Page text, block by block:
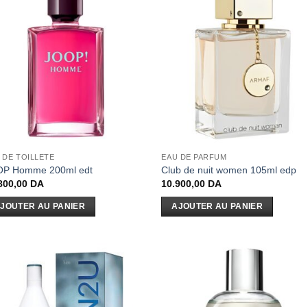
DE TOILLETE
Homme 200ml edt
DA
AU PANIER
EAU DE PARFUM
Club de nuit women 105ml edp
10.900,00 DA
AJOUTER AU PANIER